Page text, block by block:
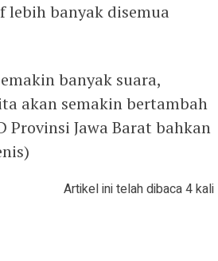
lebih banyak disemua
banyak suara,
akan semakin bertambah
Provinsi Jawa Barat bahkan
Artikel ini telah dibaca 4 kali